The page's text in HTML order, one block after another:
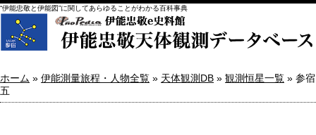
“伊能忠敬と伊能図”に関してあらゆることがわかる百科事典
ホーム » 伊能測量旅程・人物全覧 » 天体観測DB » 観測恒星一覧 » 参宿
五